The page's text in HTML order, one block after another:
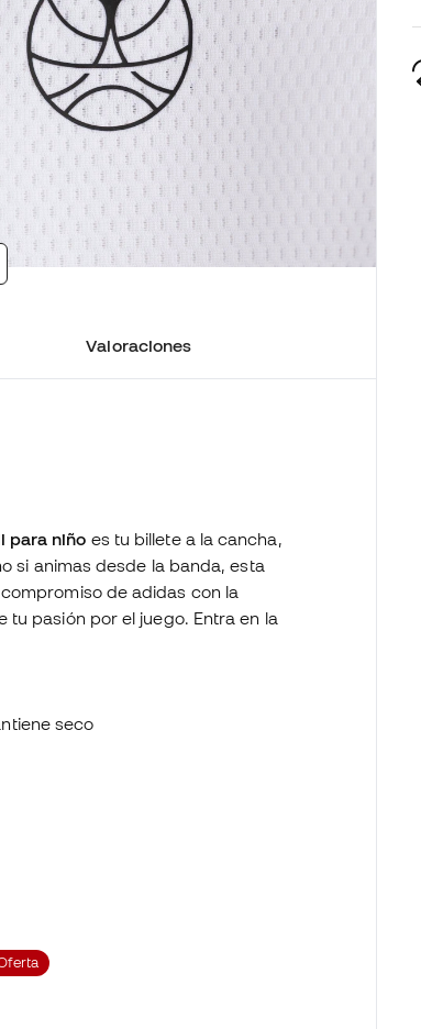
Valoraciones
para niño es tu billete a la cancha,
si animas desde la banda, esta
de adidas con la
tu pasión por el juego. Entra en la
seco